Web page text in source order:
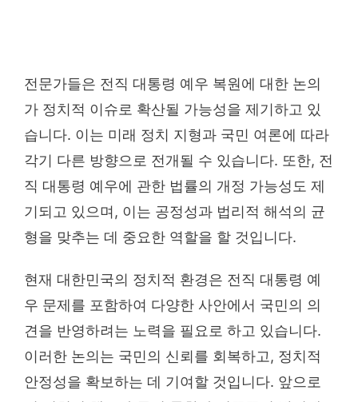
전문가들은 전직 대통령 예우 복원에 대한 논의
가 정치적 이슈로 확산될 가능성을 제기하고 있
습니다. 이는 미래 정치 지형과 국민 여론에 따라
각기 다른 방향으로 전개될 수 있습니다. 또한, 전
직 대통령 예우에 관한 법률의 개정 가능성도 제
기되고 있으며, 이는 공정성과 법리적 해석의 균
형을 맞추는 데 중요한 역할을 할 것입니다.
현재 대한민국의 정치적 환경은 전직 대통령 예
우 문제를 포함하여 다양한 사안에서 국민의 의
견을 반영하려는 노력을 필요로 하고 있습니다.
이러한 논의는 국민의 신뢰를 회복하고, 정치적
안정성을 확보하는 데 기여할 것입니다. 앞으로